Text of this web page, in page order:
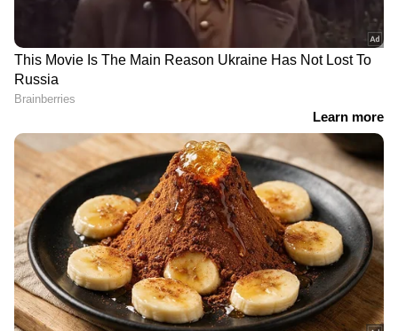
ചായ ഇടുമ്പോൾ അമിതമായി പാൽ ചേർക്കാൻ
പാടില്ല. ഇത് അസിഡിറ്റി ഉണ്ടാവാൻ
കാരണമാകുന്നു. പാലിന്റെ അളവ് കൂടുന്നതിന്
അനുസരിച്ച് ദഹനം കുറയും.